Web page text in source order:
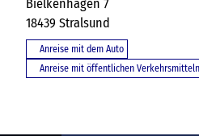
Bielkenhagen 7
18439 Stralsund
Anreise mit dem Auto
Anreise mit öffentlichen Verkehrsmitteln